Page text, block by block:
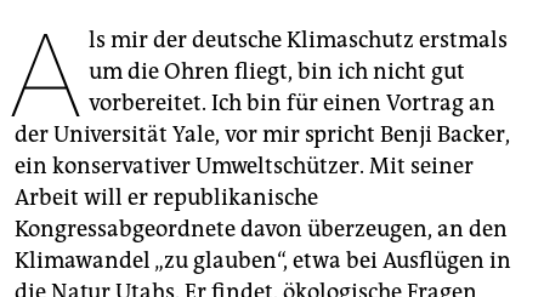
genossenschaft
epaper login
A ls mir der deutsche Klimaschutz erstmals
um die Ohren fliegt, bin ich nicht gut
vorbereitet. Ich bin für einen Vortrag an
der Universität Yale, vor mir spricht Benji Backer,
ein konservativer Umweltschützer. Mit seiner
Arbeit will er republikanische
Kongressabgeordnete davon überzeugen, an den
Klimawandel „zu glauben“, etwa bei Ausflügen in